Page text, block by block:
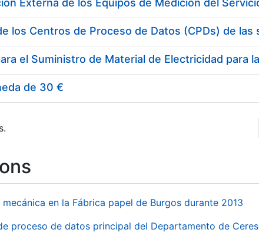
de 30 €
en la Fábrica papel de Burgos durante 2013
proceso de datos principal del Departamento de Ceres